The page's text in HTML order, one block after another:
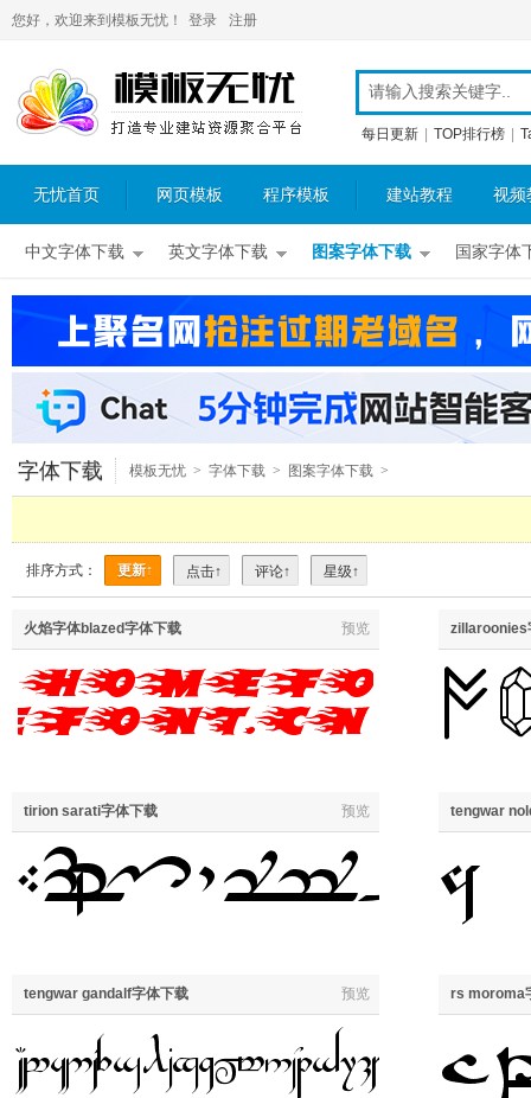
您好，欢迎来到模板无忧！ 登录 注册
每日更新 TOP排行榜
无忧首页 网页模板 程序模板 建站教程 视频
中文字体下载 英文字体下载 图案字体下载 国家字体
字体下载 模板无忧 > 字体下载 > 图案字体下载 >
排序方式： 更新↑ 点击↑ 评论↑ 星级↑
火焰字体blazed字体下载 预览 zillaroonies
tirion sarati字体下载 预览 tengwar
tengwar gandalf字体下载 预览 rs moroma